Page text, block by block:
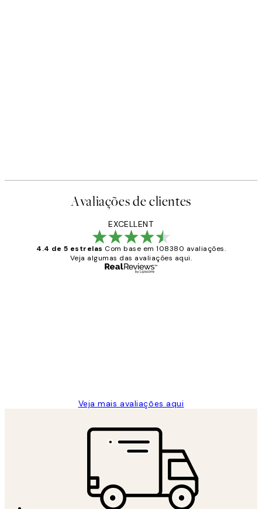
Avaliações de clientes
EXCELLENT
4.4 de 5 estrelas Com base em 108380 avaliações.
Veja algumas das avaliações aqui.
Veja mais avaliações aqui